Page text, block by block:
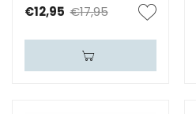
€12,95 €17,95